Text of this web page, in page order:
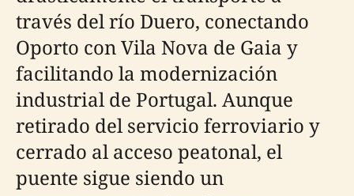
través del río Duero, conectando
Oporto con Vila Nova de Gaia y
facilitando la modernización
industrial de Portugal. Aunque
retirado del servicio ferroviario y
cerrado al acceso peatonal, el
puente sigue siendo un